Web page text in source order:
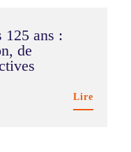
125 ans :
de
Lire